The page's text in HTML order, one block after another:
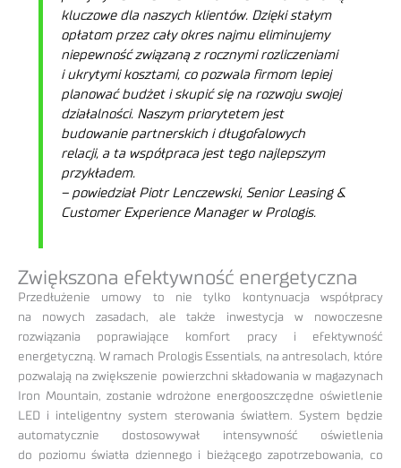
kluczowe dla naszych klientów. Dzięki stałym
opłatom przez cały okres najmu eliminujemy
niepewność związaną z rocznymi rozliczeniami
i ukrytymi kosztami, co pozwala firmom lepiej
planować budżet i skupić się na rozwoju swojej
działalności. Naszym priorytetem jest
budowanie partnerskich i długofalowych
relacji, a ta współpraca jest tego najlepszym
przykładem.
– powiedział Piotr Lenczewski, Senior Leasing &
Customer Experience Manager w Prologis.
Zwiększona efektywność energetyczna
Przedłużenie umowy to nie tylko kontynuacja współpracy
na nowych zasadach, ale także inwestycja w nowoczesne
rozwiązania poprawiające komfort pracy i efektywność
energetyczną. W ramach Prologis Essentials, na antresolach, które
pozwalają na zwiększenie powierzchni składowania w magazynach
Iron Mountain, zostanie wdrożone energooszczędne oświetlenie
LED i inteligentny system sterowania światłem. System będzie
automatycznie dostosowywał intensywność oświetlenia
do poziomu światła dziennego i bieżącego zapotrzebowania, co